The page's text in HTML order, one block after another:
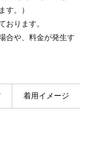
す。）
おります。
合や、料金が発生す
着用イメージ